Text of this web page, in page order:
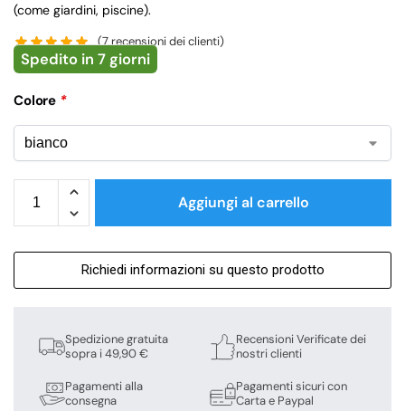
(come giardini, piscine).
(7recensioni dei clienti)
Spedito in 7 giorni
Colore *
Aggiungi al carrello
Richiedi informazioni su questo prodotto
Spedizione gratuita
sopra i 49,90 €
Pagamenti alla
consegna
Recensioni Verificate dei
nostri clienti
Pagamenti sicuri con
Carta e Paypal